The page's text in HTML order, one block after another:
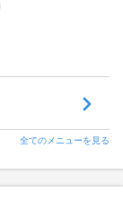
全てのメニューを見る